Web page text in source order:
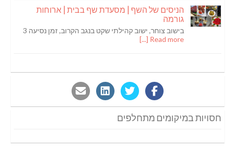
הניסים של השף | מסעדת שף בבית | ארוחות
גורמה
בישוב צוחר, ישוב קהילתי שקט בנגב הקרוב, זמן נסיעה 3
Read more [...]
חסויות במיקומים מתחלפים